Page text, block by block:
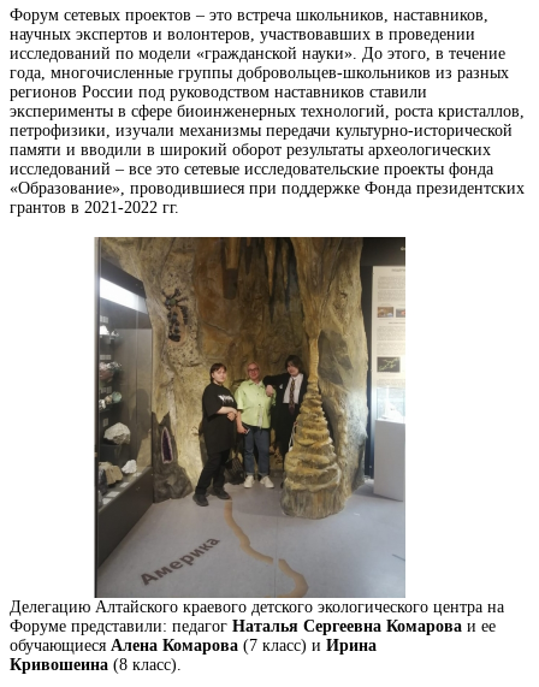
Форум сетевых проектов – это встреча школьников, наставников,
научных экспертов и волонтеров, участвовавших в проведении
исследований по модели «гражданской науки». До этого, в течение
года, многочисленные группы добровольцев-школьников из разных
регионов России под руководством наставников ставили
эксперименты в сфере биоинженерных технологий, роста кристаллов,
петрофизики, изучали механизмы передачи культурно-исторической
памяти и вводили в широкий оборот результаты археологических
исследований – все это сетевые исследовательские проекты фонда
«Образование», проводившиеся при поддержке Фонда президентских
грантов в 2021-2022 гг.
Делегацию Алтайского краевого детского экологического центра на
Форуме представили: педагог Наталья Сергеевна Комарова и ее
обучающиеся Алена Комарова (7 класс) и Ирина
Кривошеина (8 класс).